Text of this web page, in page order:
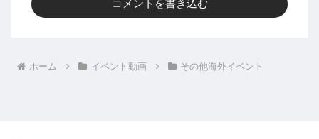
コメントを書き込む
ホーム イベント動画 その他海外イベント